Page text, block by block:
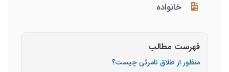
خانواده
فهرست مطالب
منظور از طلاق نامرئی چیست؟